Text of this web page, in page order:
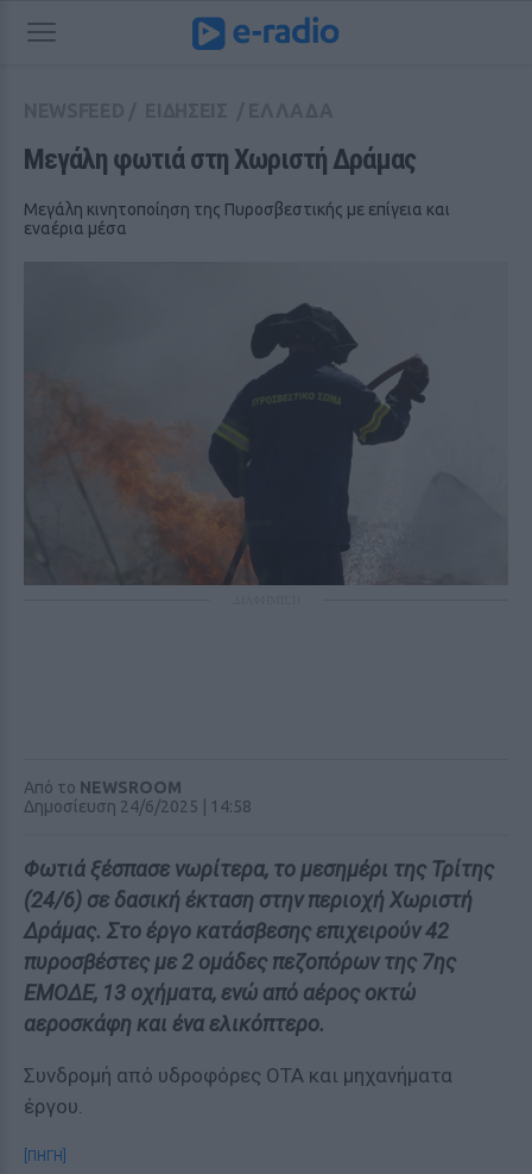
Μεγάλη φωτιά στη Χωριστή Δράμας
Μεγάλη κινητοποίηση της Πυροσβεστικής με επίγεια και
εναέρια μέσα
Από το NEWSROOM
Δημοσίευση 24/6/2025 | 14:58
Φωτιά ξέσπασε νωρίτερα, το μεσημέρι της Τρίτης
(24/6) σε δασική έκταση στην περιοχή Χωριστή
Δράμας. Στο έργο κατάσβεσης επιχειρούν 42
πυροσβέστες με 2 ομάδες πεζοπόρων της 7ης
ΕΜΟΔΕ, 13 οχήματα, ενώ από αέρος οκτώ
αεροσκάφη και ένα ελικόπτερο.
Συνδρομή από υδροφόρες ΟΤΑ και μηχανήματα
έργου.
[ΠΗΓΗ]